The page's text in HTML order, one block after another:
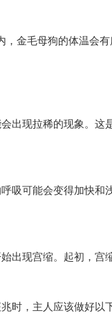
金毛母狗的体温会有
现拉稀的现象。这是
可能会变得加快和
现宫缩。起初，宫
，主人应该做好以